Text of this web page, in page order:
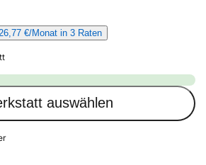
€/Monat in 3 Raten
auswählen